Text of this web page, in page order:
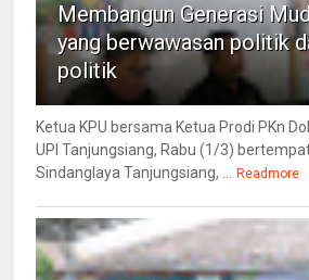
Membangun Generasi
yang berwawasan politik
politik
Ketua KPU bersama Ketua Prodi PKn
UPI Tanjungsiang, Rabu (1/3)
Sindanglaya Tanjungsiang, ... Readmore